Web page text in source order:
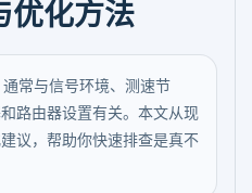
优化方法
常与信号环境、测速节
路由器设置有关。本文从现
议，帮助你快速排查是真不